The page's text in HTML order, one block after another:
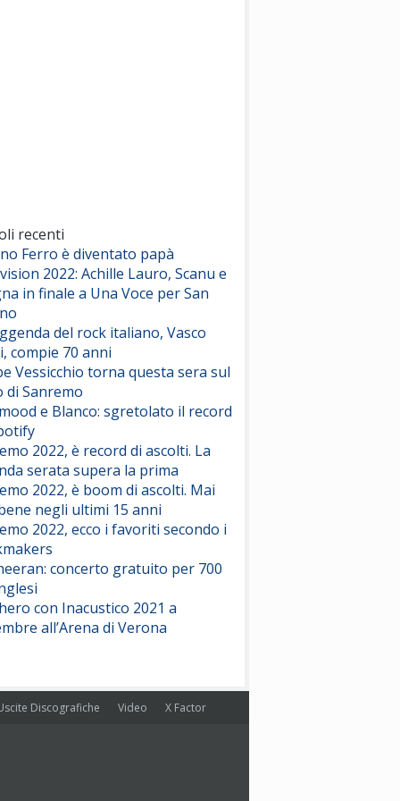
(Olivia Dean)
Serenamente
(Juli)
recenti
Ferro è diventato papà
2022: Achille Lauro, Scanu e
in finale a Una Voce per San
del rock italiano, Vasco
compie 70 anni
Vessicchio torna questa sera sul
di Sanremo
e Blanco: sgretolato il record
2022, è record di ascolti. La
serata supera la prima
2022, è boom di ascolti. Mai
negli ultimi 15 anni
2022, ecco i favoriti secondo i
concerto gratuito per 700
con Inacustico 2021 a
all’Arena di Verona
Discografiche Video X Factor